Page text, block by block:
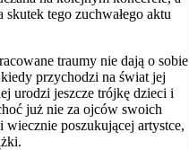
skutek tego zuchwałego aktu
traumy nie dają o sobie
przychodzi na świat jej
urodzi jeszcze trójkę dzieci i
już nie za ojców swoich
wiecznie poszukującej artystce,